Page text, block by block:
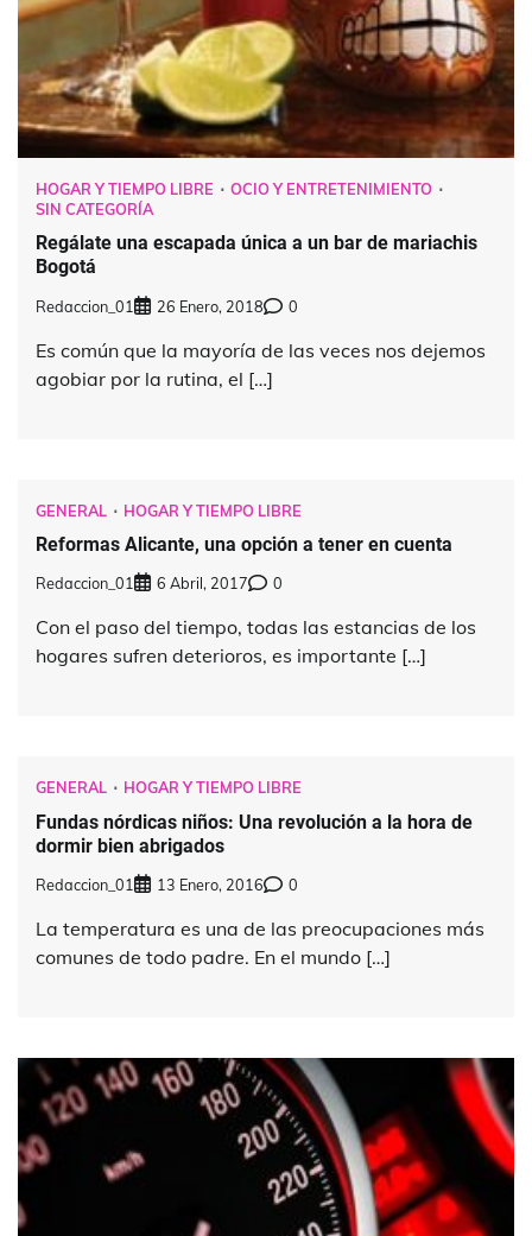
HOGAR Y TIEMPO LIBRE
OCIO Y ENTRETENIMIENTO
SIN CATEGORÍA
Regálate una escapada única a un bar de mariachis
Bogotá
Redaccion_01 26 Enero, 2018 0
Es común que la mayoría de las veces nos dejemos
agobiar por la rutina, el […]
GENERAL HOGAR Y TIEMPO LIBRE
Reformas Alicante, una opción a tener en cuenta
Redaccion_01 6 Abril, 2017 0
Con el paso del tiempo, todas las estancias de los
hogares sufren deterioros, es importante […]
GENERAL HOGAR Y TIEMPO LIBRE
Fundas nórdicas niños: Una revolución a la hora de
dormir bien abrigados
Redaccion_01 13 Enero, 2016 0
La temperatura es una de las preocupaciones más
comunes de todo padre. En el mundo […]